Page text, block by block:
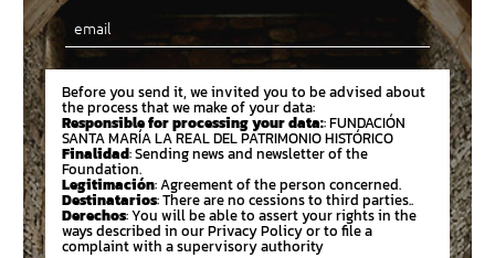
Email
Before you send it, we invited you to be advised about
the process that we make of your data:
Responsible for processing your data:: FUNDACIÓN
SANTA MARÍA LA REAL DEL PATRIMONIO HISTÓRICO
Finalidad: Sending news and newsletter of the
Foundation.
Legitimación: Agreement of the person concerned.
Destinatarios: There are no cessions to third parties..
Derechos: You will be able to assert your rights in the
ways described in our Privacy Policy or to file a
complaint with a supervisory authority